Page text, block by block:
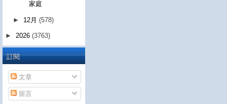
家庭
► 12月(578)
► 2026 (3763)
訂閱
文章
留言